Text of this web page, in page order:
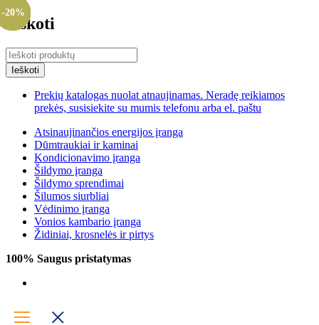
Ieškoti
Prekių katalogas nuolat atnaujinamas. Neradę reikiamos
prekės, susisiekite su mumis telefonu arba el. paštu
Atsinaujinančios energijos įranga
Dūmtraukiai ir kaminai
Kondicionavimo įranga
Šildymo įranga
Šildymo sprendimai
Šilumos siurbliai
Vėdinimo įranga
Vonios kambario įranga
Židiniai, krosnelės ir pirtys
100% Saugus pristatymas
-20%
-20%
-20%
-20%
-20%
-20%
-20%
-20%
-20%
-20%
-20%
-20%
-20%
-20%
-20%
-20%
-20%
-20%
-20%
-20%
-20%
-20%
-20%
-20%
-20%
-20%
-20%
-20%
-20%
-20%
-20%
-20%
-20%
-20%
-20%
-20%
-20%
-20%
-20%
-20%
-20%
-20%
-20%
-20%
-20%
-20%
-20%
-20%
-20%
-20%
-20%
-20%
-20%
-20%
-20%
-20%
-20%
-15%
-20%
-20%